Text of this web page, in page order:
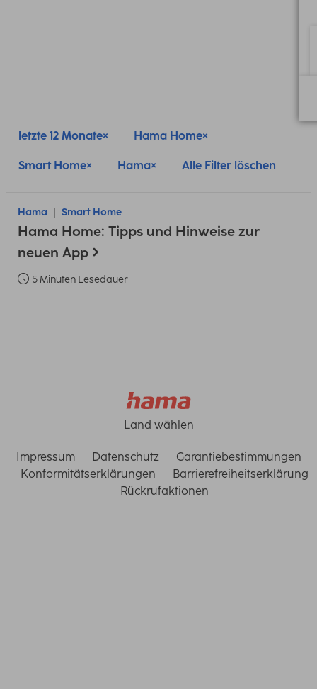
letzte 12 Monate Hama Home
Smart Home Hama Alle Filter löschen
Hama Smart Home
Hama Home: Tipps und Hinweise zur
neuen App
5 Minuten Lesedauer
Land wählen
Impressum Datenschutz
Garantiebestimmungen
Konformitätserklärungen
Barrierefreiheitserklärung
Rückrufaktionen